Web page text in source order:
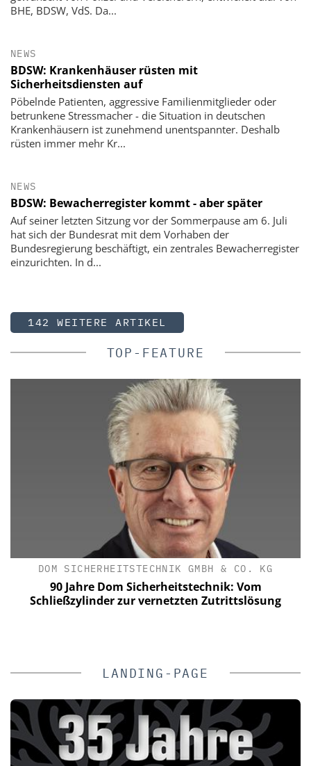
BHE, BDSW, VdS. Da...
NEWS
BDSW: Krankenhäuser rüsten mit
Sicherheitsdiensten auf
Pöbelnde Patienten, aggressive Familienmitglieder oder
betrunkene Stressmacher - die Situation in deutschen
Krankenhäusern ist zunehmend unentspannter. Deshalb
rüsten immer mehr Kr...
NEWS
BDSW: Bewacherregister kommt - aber später
Auf seiner letzten Sitzung vor der Sommerpause am 6. Juli
hat sich der Bundesrat mit dem Vorhaben der
Bundesregierung beschäftigt, ein zentrales Bewacherregister
einzurichten. In d...
142 WEITERE ARTIKEL
TOP-FEATURE
DOM SICHERHEITSTECHNIK GMBH & CO. KG
90 Jahre Dom Sicherheitstechnik: Vom
Schließzylinder zur vernetzten Zutrittslösung
LANDING-PAGE